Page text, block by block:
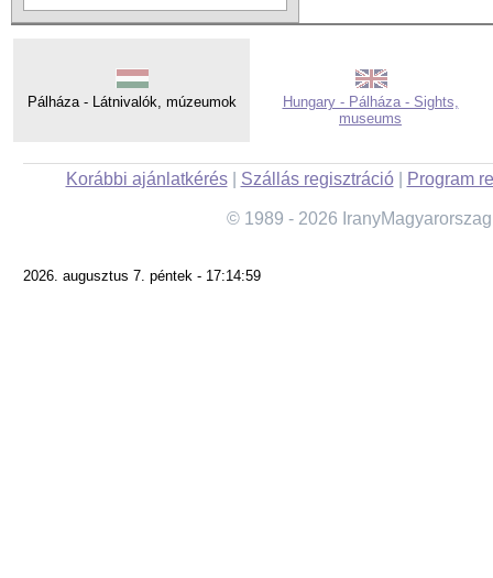
Pálháza - Látnivalók, múzeumok
Hungary - Pálháza - Sights,
museums
Korábbi ajánlatkérés| Szállás regisztráció| Program
© 1989 - 2026
2026. augusztus 7. péntek - 17:14:59